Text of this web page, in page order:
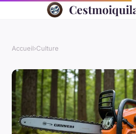
Accueil›Culture